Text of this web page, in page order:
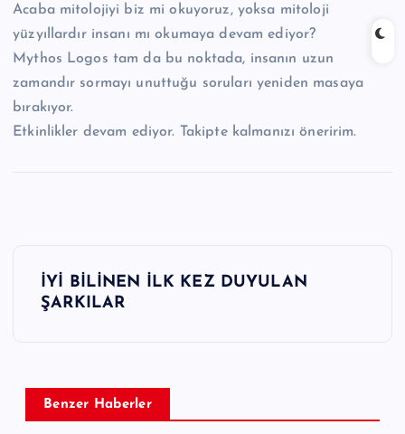
Acaba mitolojiyi biz mi okuyoruz, yoksa mitoloji
yüzyıllardır insanı mı okumaya devam ediyor?
Mythos Logos tam da bu noktada, insanın uzun
zamandır sormayı unuttuğu soruları yeniden masaya
bırakıyor.
Etkinlikler devam ediyor. Takipte kalmanızı öneririm.
İYİ BİLİNEN İLK KEZ DUYULAN
ŞARKILAR
Benzer Haberler